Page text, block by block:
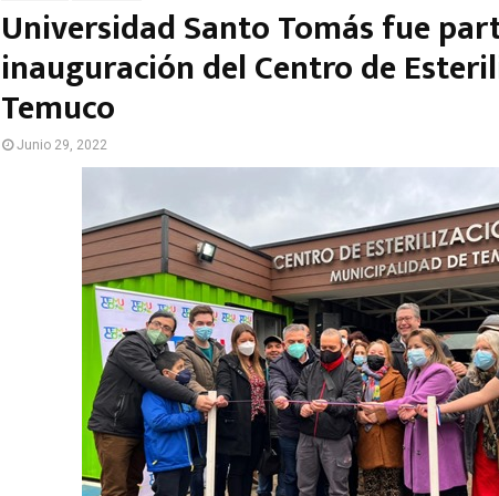
Universidad Santo Tomás fue
inauguración del Centro de
Temuco
Junio 29, 2022